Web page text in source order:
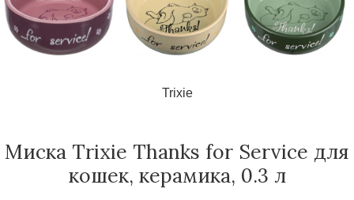
Trixie
Миска Trixie Thanks for Service для
кошек, керамика, 0.3 л